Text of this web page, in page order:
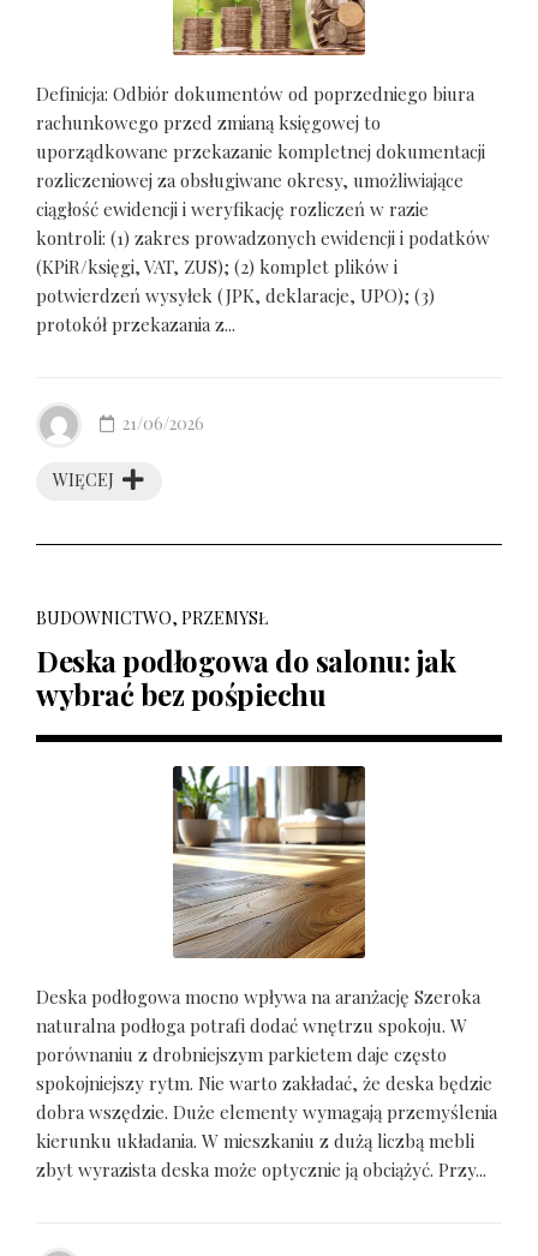
Definicja: Odbiór dokumentów od poprzedniego biura
rachunkowego przed zmianą księgowej to
uporządkowane przekazanie kompletnej dokumentacji
rozliczeniowej za obsługiwane okresy, umożliwiające
ciągłość ewidencji i weryfikację rozliczeń w razie
kontroli: (1) zakres prowadzonych ewidencji i podatków
(KPiR/księgi, VAT, ZUS); (2) komplet plików i
potwierdzeń wysyłek (JPK, deklaracje, UPO); (3)
protokół przekazania z...
WIĘCEJ
21/06/2026
BUDOWNICTWO, PRZEMYSŁ
Deska podłogowa do salonu: jak
wybrać bez pośpiechu
Deska podłogowa mocno wpływa na aranżację Szeroka
naturalna podłoga potrafi dodać wnętrzu spokoju. W
porównaniu z drobniejszym parkietem daje często
spokojniejszy rytm. Nie warto zakładać, że deska będzie
dobra wszędzie. Duże elementy wymagają przemyślenia
kierunku układania. W mieszkaniu z dużą liczbą mebli
zbyt wyrazista deska może optycznie ją obciążyć. Przy...